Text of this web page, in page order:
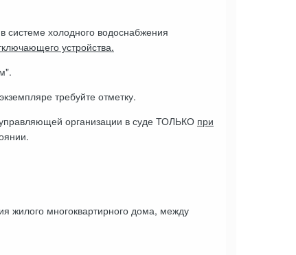
системе холодного водоснабжения
устройства.
требуйте отметку.
организации в суде ТОЛЬКО при
жилого многоквартирного дома, между